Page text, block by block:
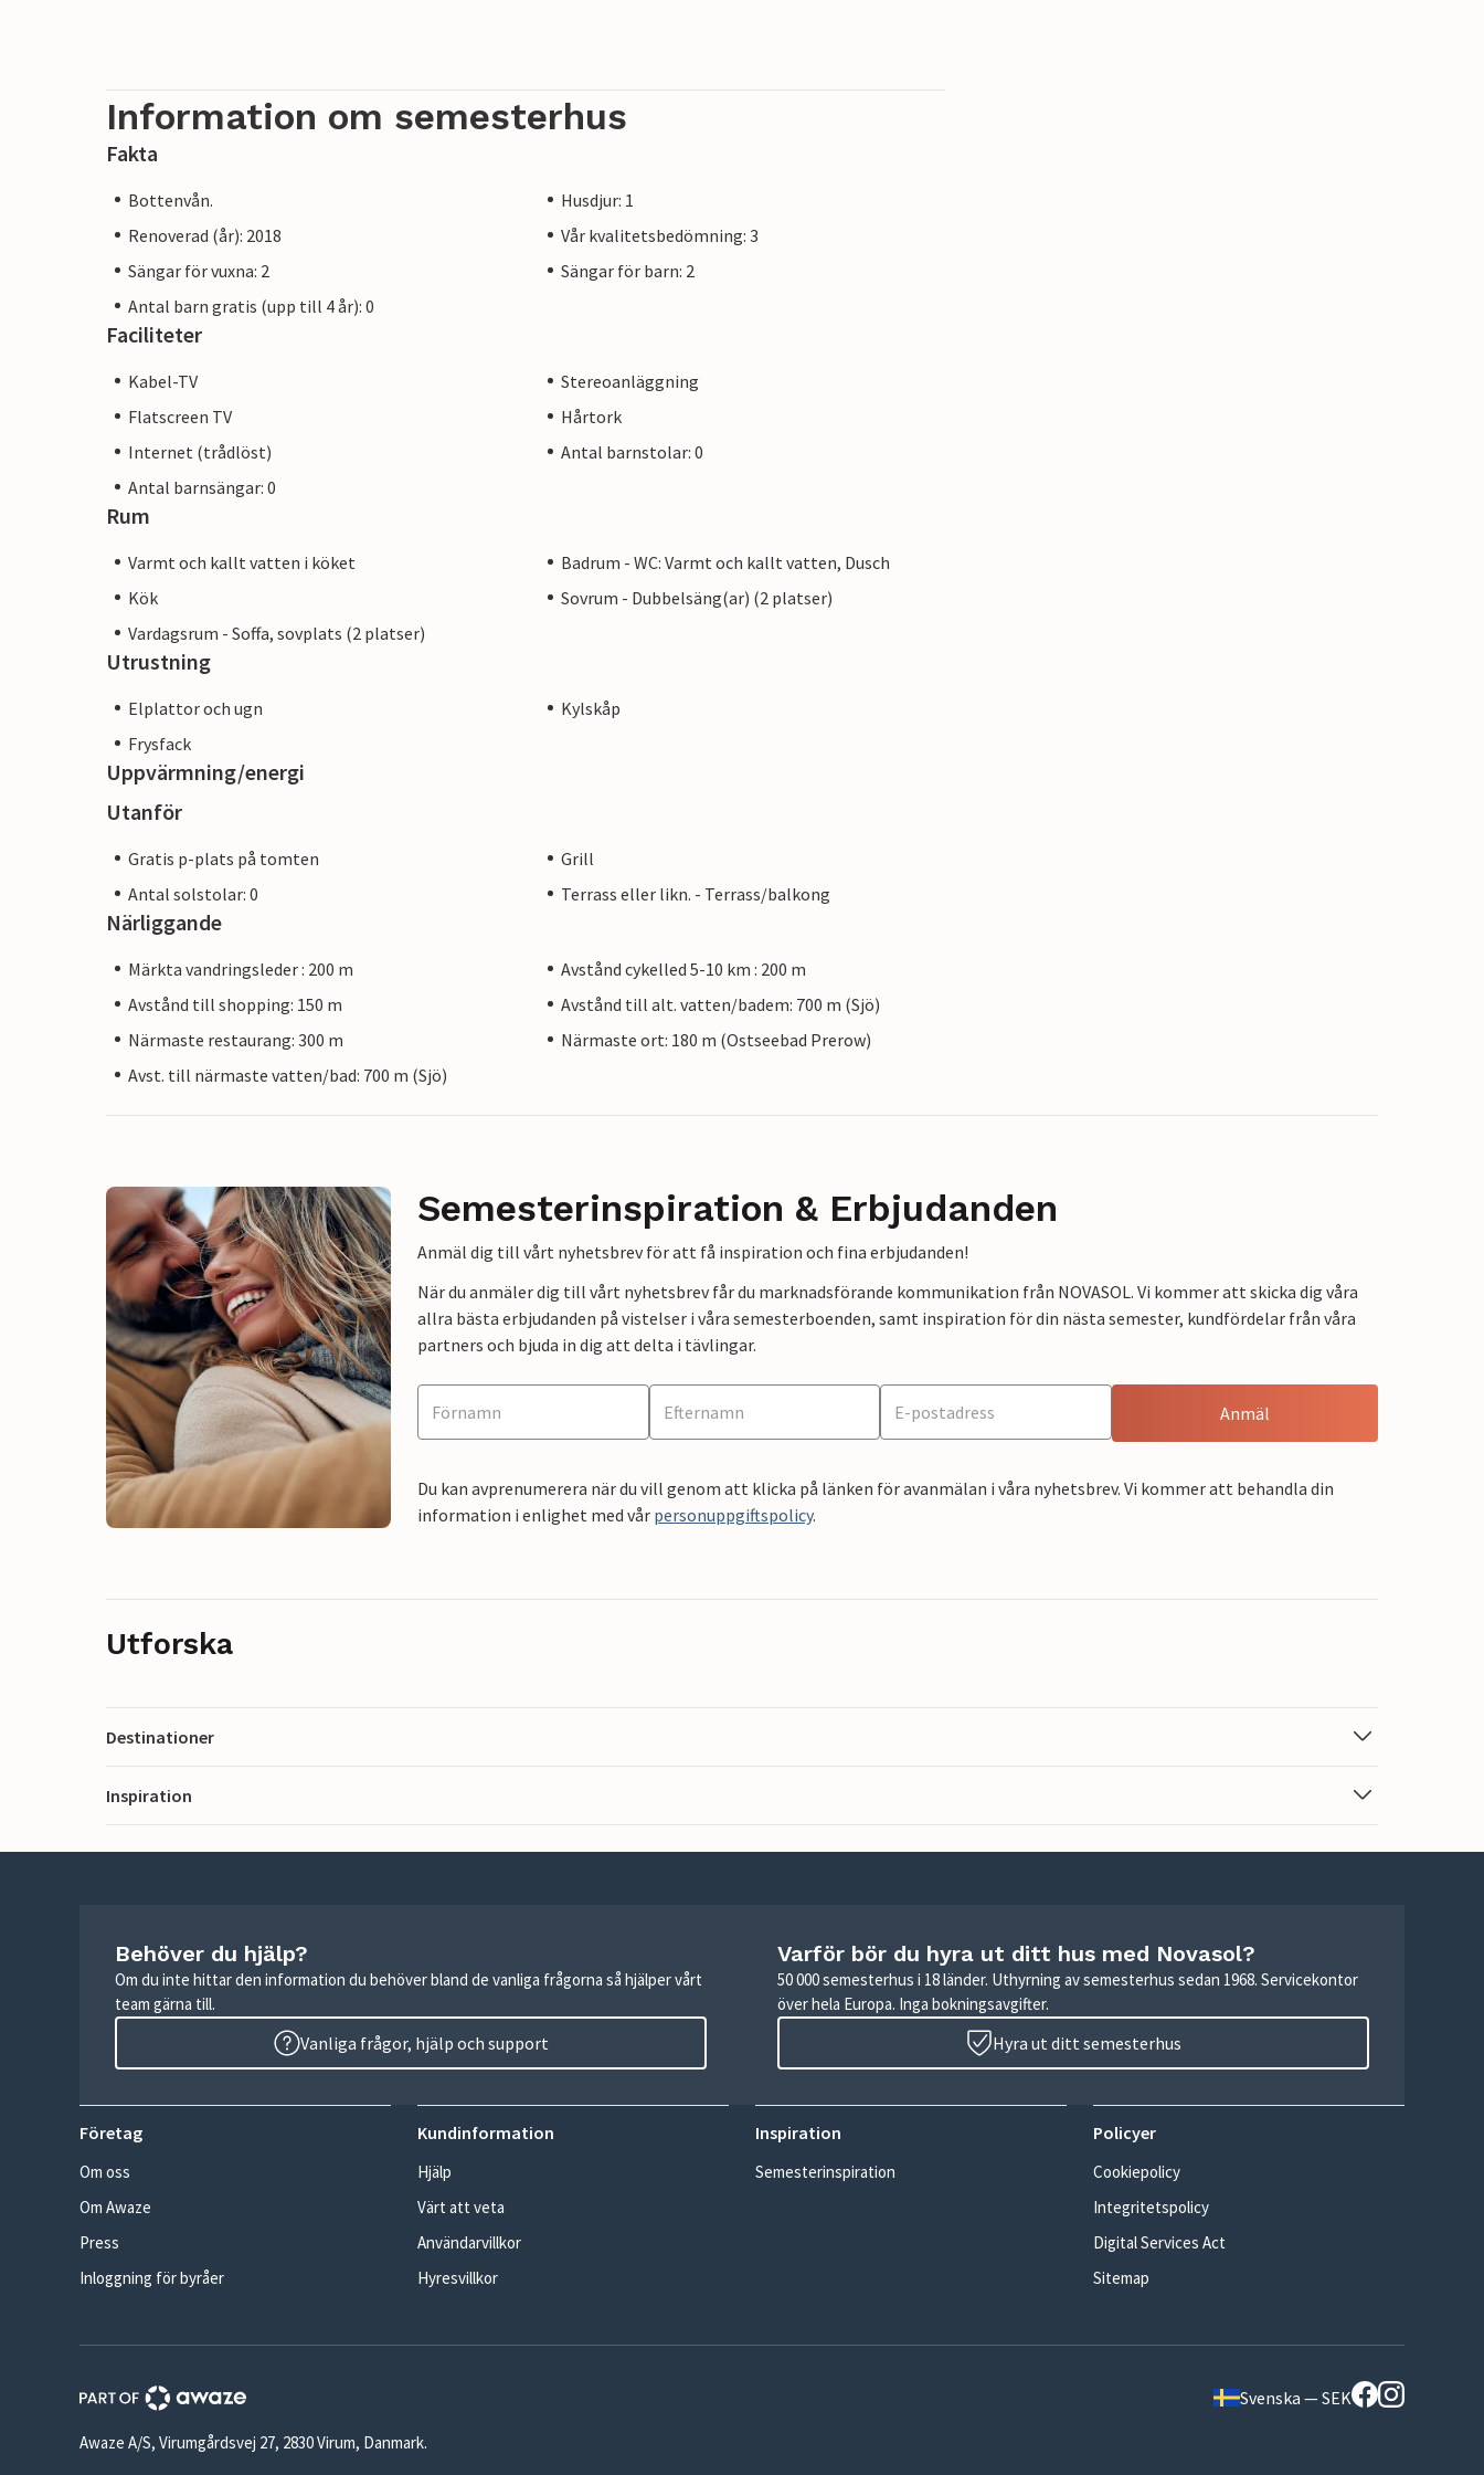
Information om semesterhus
Fakta
Bottenvån.
Husdjur: 1
Renoverad (år): 2018
Vår kvalitetsbedömning: 3
Sängar för vuxna: 2
Sängar för barn: 2
Antal barn gratis (upp till 4 år): 0
Faciliteter
Kabel-TV
Stereoanläggning
Flatscreen TV
Hårtork
Internet (trådlöst)
Antal barnstolar: 0
Antal barnsängar: 0
Rum
Varmt och kallt vatten i köket
Badrum - WC: Varmt och kallt vatten, Dusch
Kök
Sovrum - Dubbelsäng(ar) (2 platser)
Vardagsrum - Soffa, sovplats (2 platser)
Utrustning
Elplattor och ugn
Kylskåp
Frysfack
Uppvärmning/energi
Utanför
Gratis p-plats på tomten
Grill
Antal solstolar: 0
Terrass eller likn. - Terrass/balkong
Närliggande
Märkta vandringsleder : 200 m
Avstånd cykelled 5-10 km : 200 m
Avstånd till shopping: 150 m
Avstånd till alt. vatten/badem: 700 m (Sjö)
Närmaste restaurang: 300 m
Närmaste ort: 180 m (Ostseebad Prerow)
Avst. till närmaste vatten/bad: 700 m (Sjö)
Semesterinspiration & Erbjudanden
Anmäl dig till vårt nyhetsbrev för att få inspiration och fina erbjudanden!
När du anmäler dig till vårt nyhetsbrev får du marknadsförande kommunikation från NOVASOL. Vi kommer att skicka dig våra
allra bästa erbjudanden på vistelser i våra semesterboenden, samt inspiration för din nästa semester, kundfördelar från våra
partners och bjuda in dig att delta i tävlingar.
Anmäl
Du kan avprenumerera när du vill genom att klicka på länken för avanmälan i våra nyhetsbrev. Vi kommer att behandla din
information i enlighet med vår personuppgiftspolicy.
Utforska
Destinationer
Inspiration
Behöver du hjälp?
Om du inte hittar den information du behöver bland de vanliga frågorna så hjälper vårt
team gärna till.
Vanliga frågor, hjälp och support
Varför bör du hyra ut ditt hus med Novasol?
50 000 semesterhus i 18 länder. Uthyrning av semesterhus sedan 1968. Servicekontor
över hela Europa. Inga bokningsavgifter.
Hyra ut ditt semesterhus
Företag
Om oss
Om Awaze
Press
Inloggning för byråer
Kundinformation
Hjälp
Värt att veta
Användarvillkor
Hyresvillkor
Inspiration
Semesterinspiration
Policyer
Cookiepolicy
Integritetspolicy
Digital Services Act
Sitemap
Svenska — SEK
Awaze A/S, Virumgårdsvej 27, 2830 Virum, Danmark.